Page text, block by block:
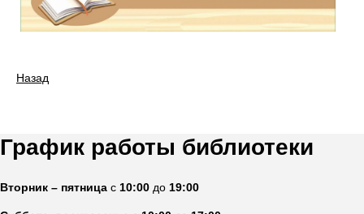
Назад
График работы библиотеки
Вторник – пятница с 10:00 до 19:00